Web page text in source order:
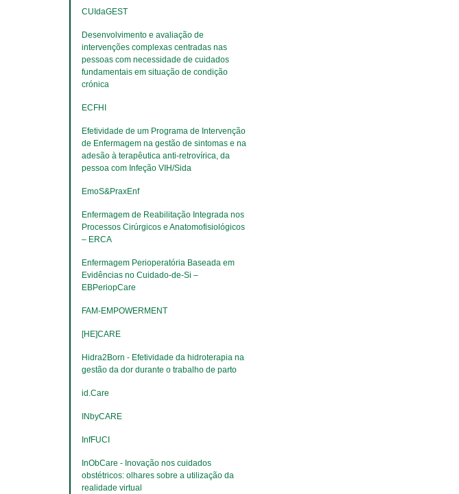
CUIdaGEST
Desenvolvimento e avaliação de
intervenções complexas centradas nas
pessoas com necessidade de cuidados
fundamentais em situação de condição
crónica
ECFHI
Efetividade de um Programa de Intervenção
de Enfermagem na gestão de sintomas e na
adesão à terapêutica anti-retrovírica, da
pessoa com Infeção VIH/Sida
EmoS&PraxEnf
Enfermagem de Reabilitação Integrada nos
Processos Cirúrgicos e Anatomofisiológicos
– ERCA
Enfermagem Perioperatória Baseada em
Evidências no Cuidado-de-Si –
EBPeriopCare
FAM-EMPOWERMENT
[HE]CARE
Hidra2Born - Efetividade da hidroterapia na
gestão da dor durante o trabalho de parto
​​​​​​​id.Care
INbyCARE
InfFUCI
InObCare - Inovação nos cuidados
obstétricos: olhares sobre a utilização da
realidade virtual